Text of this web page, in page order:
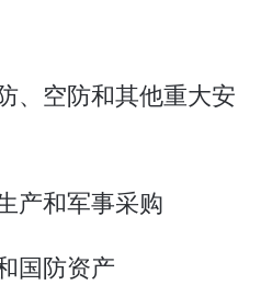
空防和其他重大安
产和军事采购
国防资产